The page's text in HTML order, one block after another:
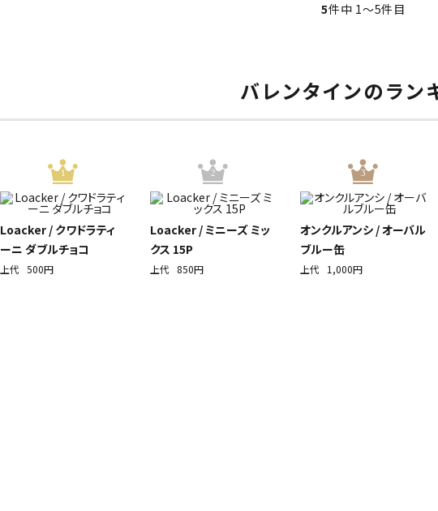
5件中 1〜5件目
バレンタインのラン
1
Loacker / クワドラティ
ーニ ダブルチョコ
上代 500円
2
Loacker / ミニーズ ミッ
クス 15P
上代 850円
3
オンクルアンシ / オーバル
ブルー缶
上代 1,000円